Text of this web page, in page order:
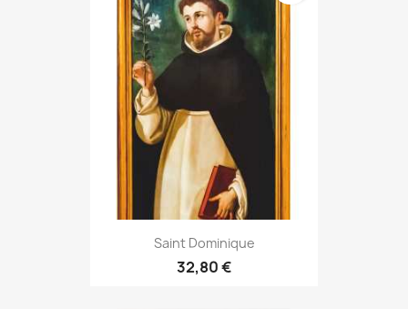
Saint Dominique
32,80 €